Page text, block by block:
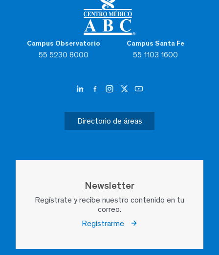
Campus Observatorio
55 5230 8000
Campus Santa Fe
55 1103 1600
Directorio de áreas
Newsletter
Regístrate y recibe nuestro contenido en tu
correo.
Registrarme